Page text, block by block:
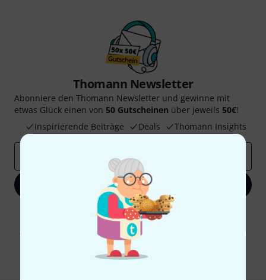
Thomann Newsletter
Abonniere den Thomann Newsletter und gewinne mit
etwas Glück einen von 50 Gutscheinen über jeweils 50€!
Inspirierende Beiträge
Deals Thomann Insights
Jetzt anmelden
Mit Klick auf „Jetzt anmelden“ stimmen Sie dem Erhalt von E-Mail-
Werbung und einer Messung des E-Mail-Nutzungsverhaltens zu. Die
Abmeldung ist jederzeit möglich. Weitere Informationen finden Sie in
unserenDatenschutzhinweisen
* Pflichtfeld